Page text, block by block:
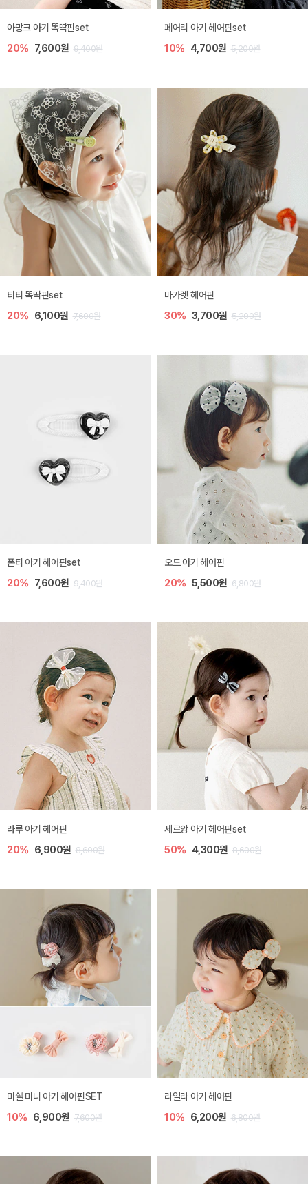
아망크 아기 똑딱핀set
20% 7,600원 9,400원
페어리 아기 헤어핀set
10% 4,700원 5,200원
티티 똑딱핀set
20% 6,100원 7,600원
마가렛 헤어핀
30% 3,700원 5,200원
폰티 아기 헤어핀set
20% 7,600원 9,400원
오드 아기 헤어핀
20% 5,500원 6,800원
라루 아기 헤어핀
20% 6,900원 8,600원
세르앙 아기 헤어핀set
50% 4,300원 8,600원
미쉘 미니 아기 헤어핀SET
10% 6,900원 7,600원
라일라 아기 헤어핀
10% 6,200원 6,800원